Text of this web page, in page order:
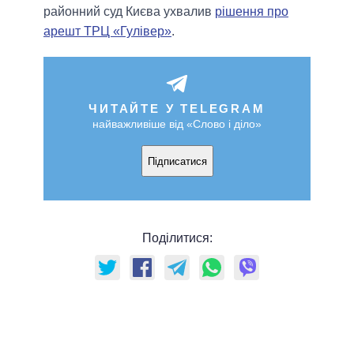
районний суд Києва ухвалив рішення про
арешт ТРЦ «Гулівер».
ЧИТАЙТЕ У TELEGRAM
найважливіше від «Слово і діло»
Підписатися
Поділитися: